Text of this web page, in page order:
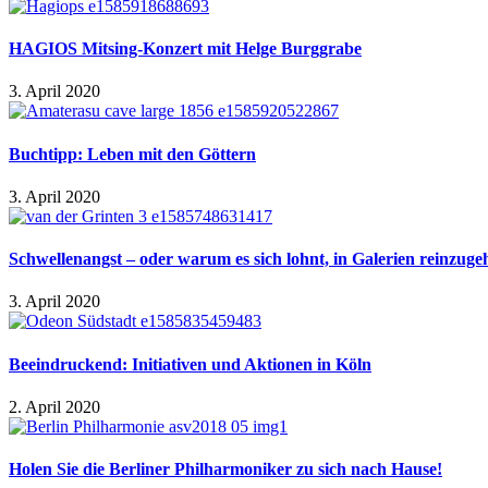
HAGIOS Mitsing-Konzert mit Helge Burggrabe
3. April 2020
Buchtipp: Leben mit den Göttern
3. April 2020
Schwellenangst – oder warum es sich lohnt, in Galerien
3. April 2020
Beeindruckend: Initiativen und Aktionen in Köln
2. April 2020
Holen Sie die Berliner Philharmoniker zu sich nach Hause!